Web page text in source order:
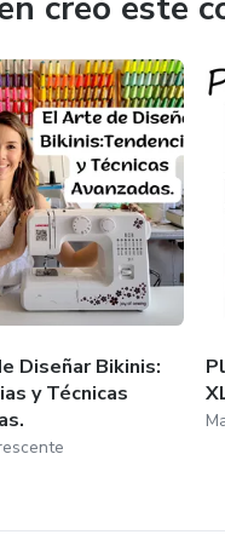
Diseñar Bikinis:
y Técnicas